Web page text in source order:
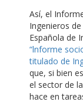
Así, el
Ingenieros
Española de
“lnforme
titulado de
que, si bien
el sector de
hace en